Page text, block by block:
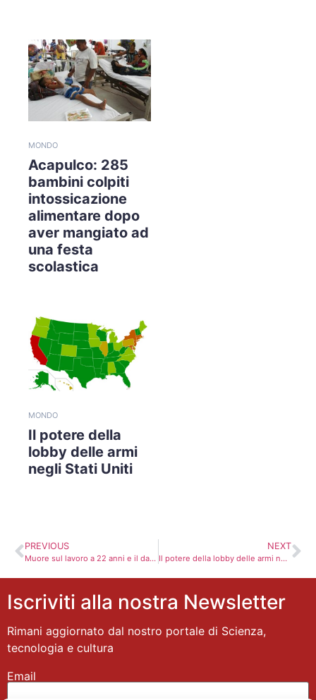
MONDO
Acapulco: 285
bambini colpiti
intossicazione
alimentare dopo
aver mangiato ad
una festa
scolastica
MONDO
Il potere della
lobby delle armi
negli Stati Uniti
PREVIOUS
Muore sul lavoro a 22 anni e il datore la regolarizza dopo il decesso
NEXT
Il potere della lobby delle armi negli Stati Uniti
Iscriviti alla nostra Newsletter
Rimani aggiornato dal nostro portale di Scienza,
tecnologia e cultura
Email